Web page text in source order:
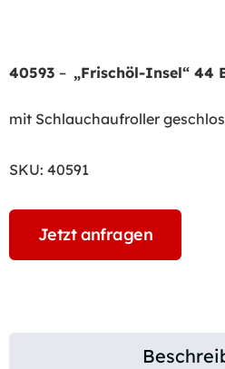
40593 – „Frischöl-Insel“ 44
mit Schlauchaufroller
SKU: 40591
Jetzt anfragen